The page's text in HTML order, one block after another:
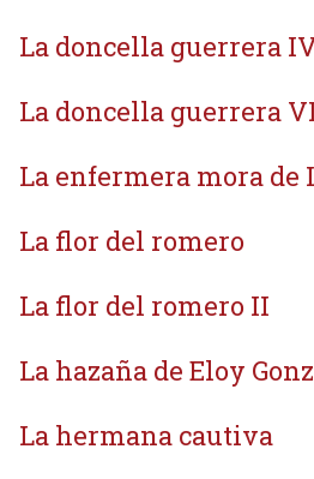
La doncella guerrera
La doncella guerrera
La enfermera mora de
La flor del romero
La flor del romero II
La hazaña de Eloy
La hermana cautiva